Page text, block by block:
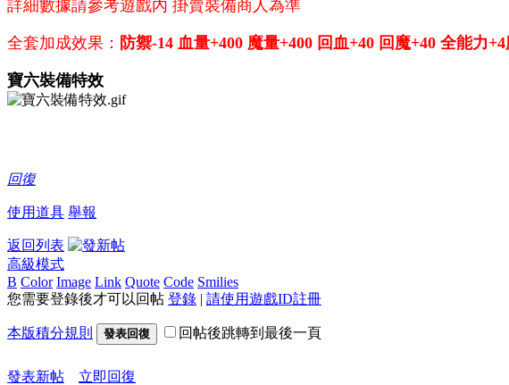
詳細數據請參考遊戲內 掛賣裝備商人為準
全套加成效果： 防禦-14 血量+400 魔量+400 回血+40 回魔+40 全能力
寶六裝備特效
回復
使用道具 舉報
返回列表
高級模式
B Color Image Link Quote Code Smilies
您需要登錄後才可以回帖 登錄 | 請使用遊戲ID註冊
本版積分規則 發表回復 回帖後跳轉到最後一頁
發表新帖 立即回復